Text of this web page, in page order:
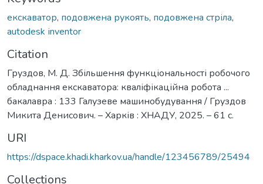
екскаватор, подовжена рукоять, подовжена стріла,
autodesk іnventor
Citation
Груздов, М. Д. Збільшення функціональності робочого
обладнання екскаватора: кваліфікаційна робота ...
бакалавра : 133 Галузеве машинобудування / Груздов
Микита Денисович. – Харків : ХНАДУ, 2025. – 61 с.
URI
https://dspace.khadi.kharkov.ua/handle/123456789/25494
Collections